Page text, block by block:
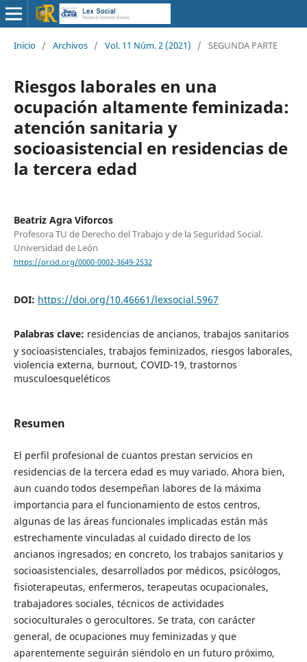
Inicio / Archivos / Vol. 11 Núm. 2 (2021) / SEGUNDA PARTE
Riesgos laborales en una
ocupación altamente feminizada:
atención sanitaria y
socioasistencial en residencias de
la tercera edad
Beatriz Agra Viforcos
Profesora TU de Derecho del Trabajo y de la Seguridad Social.
Universidad de León
https://orcid.org/0000-0002-3649-2532
DOI: https://doi.org/10.46661/lexsocial.5967
Palabras clave: residencias de ancianos, trabajos sanitarios
y socioasistenciales, trabajos feminizados, riesgos laborales,
violencia externa, burnout, COVID-19, trastornos
musculoesqueléticos
Resumen
El perfil profesional de cuantos prestan servicios en
residencias de la tercera edad es muy variado. Ahora bien,
aun cuando todos desempeñan labores de la máxima
importancia para el funcionamiento de estos centros,
algunas de las áreas funcionales implicadas están más
estrechamente vinculadas al cuidado directo de los
ancianos ingresados; en concreto, los trabajos sanitarios y
socioasistenciales, desarrollados por médicos, psicólogos,
fisioterapeutas, enfermeros, terapeutas ocupacionales,
trabajadores sociales, técnicos de actividades
socioculturales o gerocultores. Se trata, con carácter
general, de ocupaciones muy feminizadas y que
aparentemente seguirán siéndolo en un futuro próximo,